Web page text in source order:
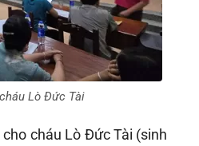
Lò Đức Tài
cháu Lò Đức Tài (sinh